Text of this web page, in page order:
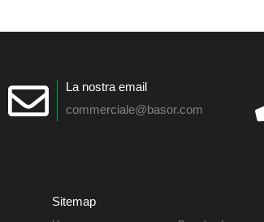
La nostra email
commerciale@basor.com
Sitemap